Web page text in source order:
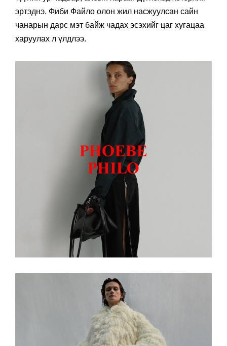
эртэднэ. Фиби Файло олон жил насжуулсан сайн
чанарын дарс мэт байж чадах эсэхийг цаг хугацаа
харуулах л үлдлээ.